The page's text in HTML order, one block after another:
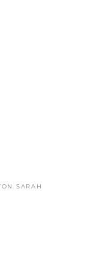
SARAH